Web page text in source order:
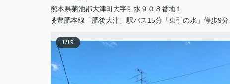
熊本県菊池郡大津町大字引水 ９０８番地１
豊肥本線「肥後大津」駅バス15分「東引の水」停歩9分
1/19